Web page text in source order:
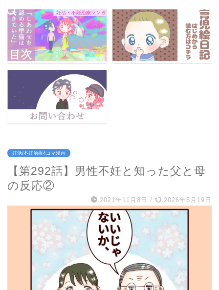
妊活/不妊治療4コマ漫画
【第292話】男性不妊と知った父と母
の反応②
2021年11月8日 / 2026年6月19日